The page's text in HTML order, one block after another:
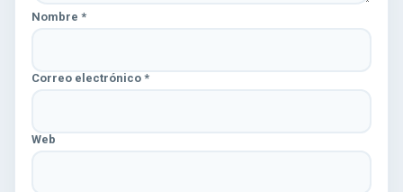
Nombre *
Correo electrónico *
Web